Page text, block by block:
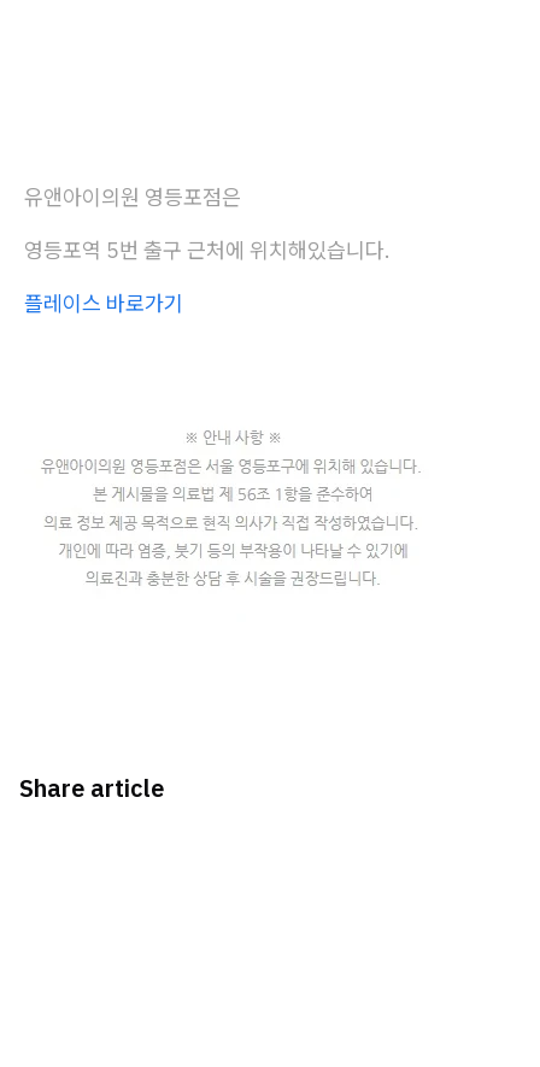
유앤아이의원 영등포점은
영등포역 5번 출구 근처에 위치해있습니다.
플레이스 바로가기
Share article